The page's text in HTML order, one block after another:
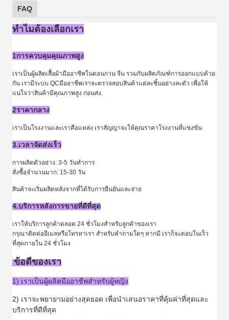
FAQ
ทําไมต้องเลือกเรา
1การควบคุมคุณภาพสูง
เราเป็นผู้ผลิตเสื้อผ้ามืออาชีพในดอนกวน จีน รวมกับผลิตภัณฑ์การออกแบบด้วย
กัน เรามีระบบ QCมืออาชีพเราจะตรวจสอบสินค้าแต่ละชิ้นอย่างละตัว เพื่อให้
แน่ใจว่าสินค้ามีคุณภาพสูง ก่อนส่ง.
2ราคากลาง
เราเป็นโรงงานและเราคือแหล่ง เราสัญญาจะให้คุณราคาโรงงานที่แข่งขัน
3.เวลาจัดส่งเร็ว
การผลิตตัวอย่าง: 3-5 วันทําการ
สั่งซื้อจํานวนมาก: 15-30 วัน
สินค้าจะเริ่มผลิตหลังจากที่ได้รับการยืนยันและจ่าย
4.บริการหลังการขายที่ดีที่สุด
เราให้บริการลูกค้าตลอด 24 ชั่วโมงสําหรับลูกค้าของเรา
กรุณาติดต่ออีเมลหรือโทรหาเรา สําหรับคําถามใดๆ หากมี เราก็จะตอบในเร็ว
ที่สุดภายใน 24 ชั่วโมง
ข้อดีของเรา
1) เราเป็นผู้ผลิตมืออาชีพสําหรับผู้หญิง
2) เราจะพยายามอย่างสุดยอด เพื่อนําเสนอราคาที่คุ้มค่าที่สุดและ
บริการที่ดีที่สุด